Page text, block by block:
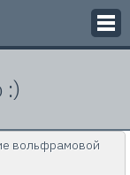
:)
вольфрамовой